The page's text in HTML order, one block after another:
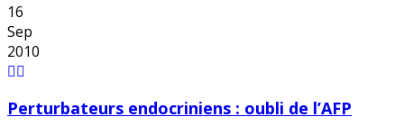
16
Sep
2010
Perturbateurs endocriniens : oubli de l’AFP